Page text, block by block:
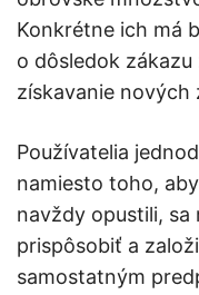
Konkrétne ich má
o dôsledok zákazu
získavanie nových
Používatelia
namiesto toho,
navždy opustili, sa
prispôsobiť a
samostatným